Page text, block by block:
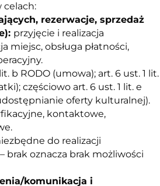
celach:
rezerwacje, sprzedaż
przyjęcie i realizacja
miejsc, obsługa płatności,
b RODO (umowa); art. 6 ust. 1 lit.
częściowo art. 6 ust. 1 lit. e
oferty kulturalnej).
kontaktowe,
do realizacji
brak oznacza brak możliwości
komunikacja i